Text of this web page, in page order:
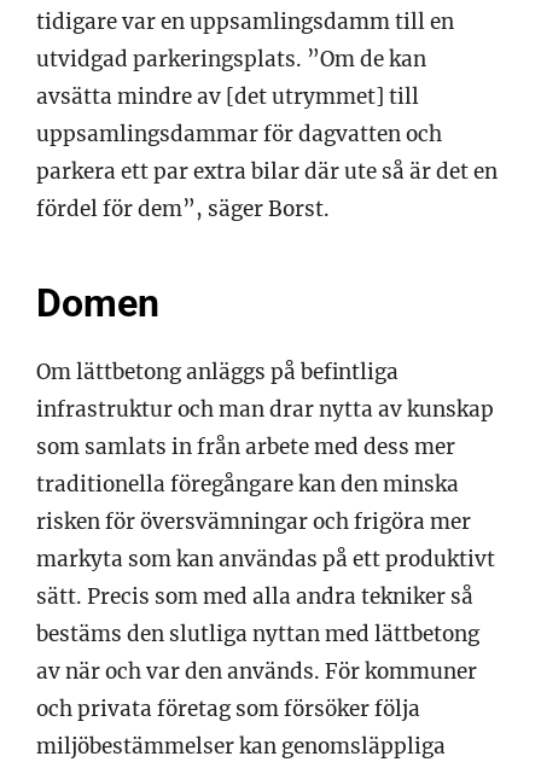
tidigare var en uppsamlingsdamm till en
utvidgad parkeringsplats. ”Om de kan
avsätta mindre av [det utrymmet] till
uppsamlingsdammar för dagvatten och
parkera ett par extra bilar där ute så är det en
fördel för dem”, säger Borst.
Domen
Om lättbetong anläggs på befintliga
infrastruktur och man drar nytta av kunskap
som samlats in från arbete med dess mer
traditionella föregångare kan den minska
risken för översvämningar och frigöra mer
markyta som kan användas på ett produktivt
sätt. Precis som med alla andra tekniker så
bestäms den slutliga nyttan med lättbetong
av när och var den används. För kommuner
och privata företag som försöker följa
miljöbestämmelser kan genomsläppliga